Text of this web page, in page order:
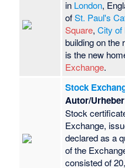
in London,
ofSt. Paul's
Square,City of
building on the
is the new
Exchange.
Stock
Autor/
Stock
Exchange,
declared as a
of the
consisted of